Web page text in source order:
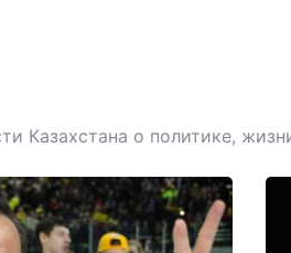
Казахстана о политике,